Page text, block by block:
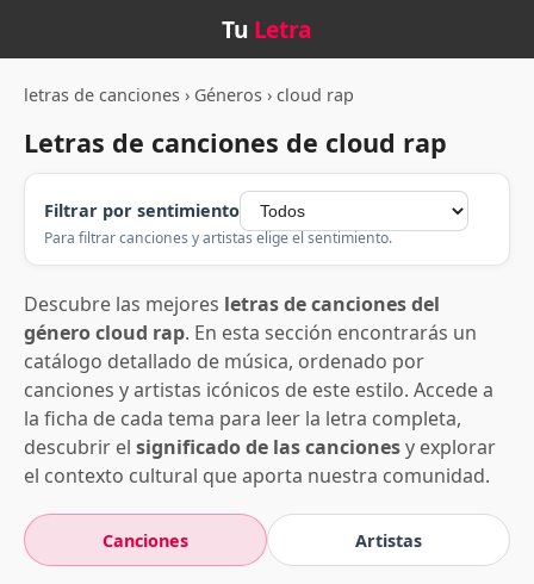
Tu Letra
letras de canciones › Géneros › cloud rap
Letras de canciones de cloud rap
Filtrar por sentimiento
Para filtrar canciones y artistas elige el sentimiento.
Descubre las mejores letras de canciones del
género cloud rap. En esta sección encontrarás un
catálogo detallado de música, ordenado por
canciones y artistas icónicos de este estilo. Accede a
la ficha de cada tema para leer la letra completa,
descubrir el significado de las cancionesy explorar
el contexto cultural que aporta nuestra comunidad.
Canciones Artistas